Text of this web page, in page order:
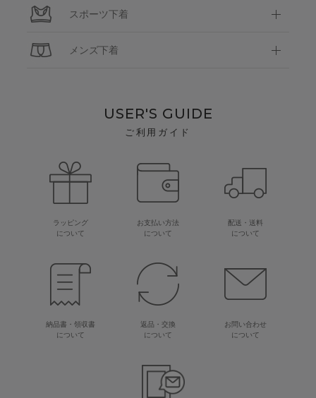
スポーツ下着
メンズ下着
USER'S GUIDE
ご利用ガイド
ラッピング
について
お支払い方法
について
配送・送料
について
納品書・領収書
について
返品・交換
について
お問い合わせ
について